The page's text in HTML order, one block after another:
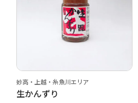
妙高・上越・糸魚川エリア
生かんずり